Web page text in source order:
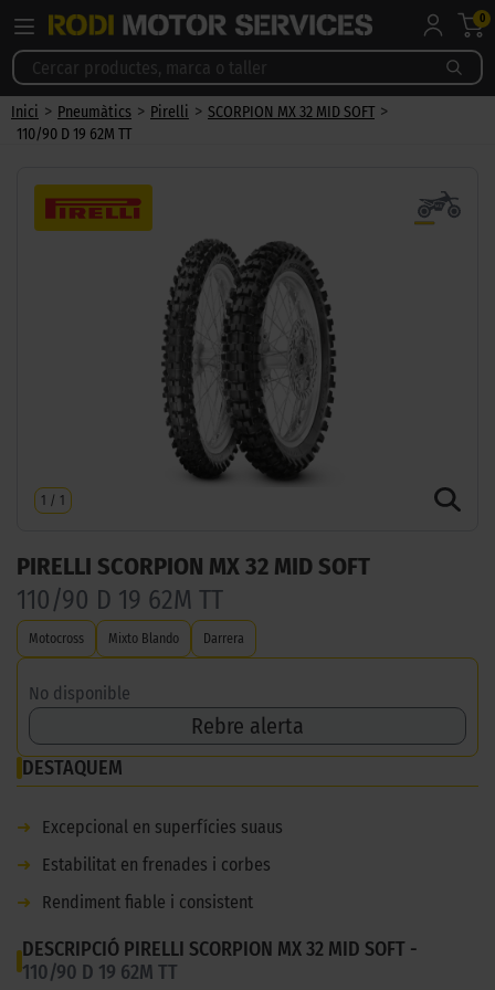
0
Inici > Pneumàtics > Pirelli > SCORPION MX 32 MID SOFT >
110/90 D 19 62M TT
1 / 1
PIRELLI SCORPION MX 32 MID SOFT
110/90 D 19 62M TT
Motocross Mixto Blando Darrera
No disponible
Rebre alerta
DESTAQUEM
➜
Excepcional en superfícies suaus
➜
Estabilitat en frenades i corbes
➜
Rendiment fiable i consistent
DESCRIPCIÓ PIRELLI SCORPION MX 32 MID SOFT -
110/90 D 19 62M TT